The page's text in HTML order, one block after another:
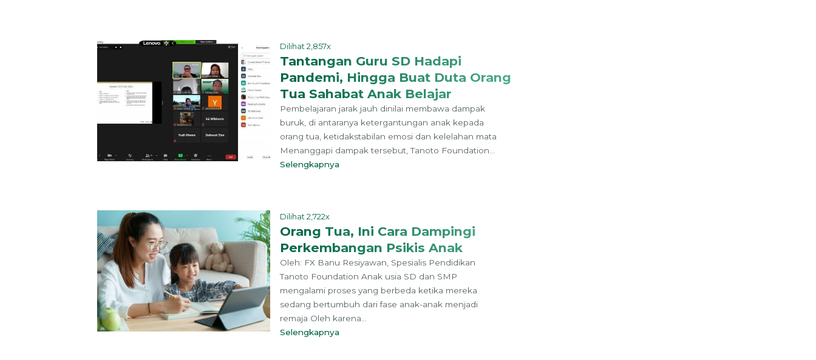
Dilihat 2,857x
Tantangan Guru SD Hadapi
Pandemi, Hingga Buat Duta Orang
Tua Sahabat Anak Belajar
Pembelajaran jarak jauh dinilai membawa dampak
buruk, di antaranya ketergantungan anak kepada
orang tua, ketidakstabilan emosi dan kelelahan mata
Menanggapi dampak tersebut, Tanoto Foundation...
Selengkapnya
Dilihat 2,722x
Orang Tua, Ini Cara Dampingi
Perkembangan Psikis Anak
Oleh: FX Banu Resiyawan, Spesialis Pendidikan
Tanoto Foundation Anak usia SD dan SMP
mengalami proses yang berbeda ketika mereka
sedang bertumbuh dari fase anak-anak menjadi
remaja Oleh karena...
Selengkapnya